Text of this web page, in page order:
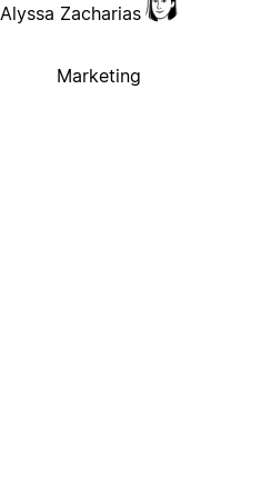
Alyssa Zacharias
Marketing